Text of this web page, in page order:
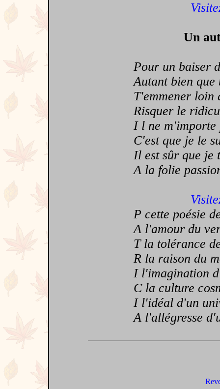
Un
Pour un baiser
Autant bien que
T'emmener loin
Risquer le
I l ne m'importe
C'est que je le
Il est sûr que je
A la folie
P cette poésie
A l'amour du
T la tolérance
R la raison du
I l'imagination
C la culture
I l'idéal d'un
A l'allégresse